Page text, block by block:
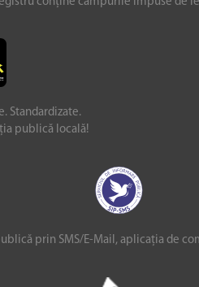
Standardizate.
publică locală!
prin SMS/E-Mail, aplicația de